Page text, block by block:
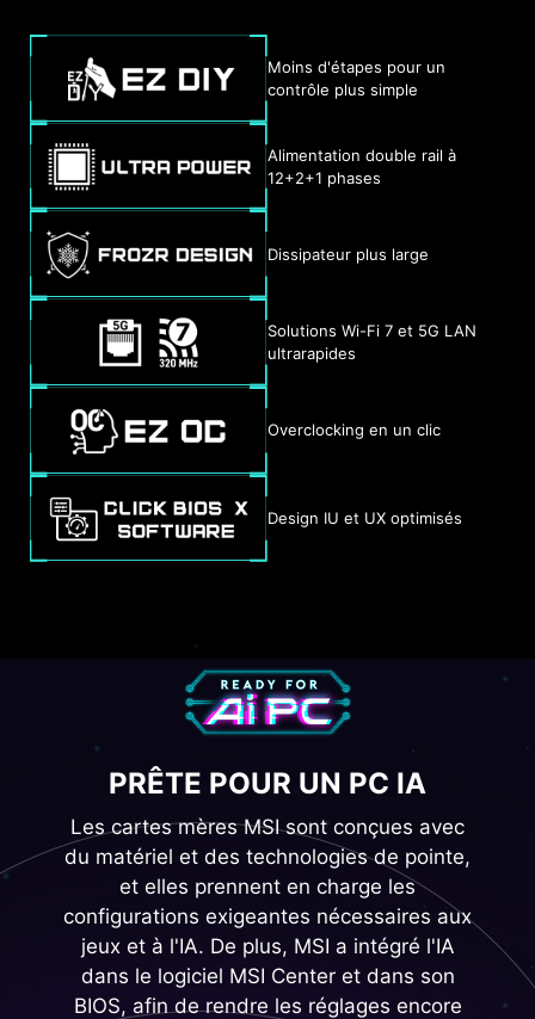
Moins d'étapes pour un
contrôle plus simple
Alimentation double rail à
12+2+1 phases
Dissipateur plus large
Solutions Wi-Fi 7 et 5G LAN
ultrarapides
Overclocking en un clic
Design IU et UX optimisés
PRÊTE POUR UN PC IA
Les cartes mères MSI sont conçues avec
du matériel et des technologies de pointe,
et elles prennent en charge les
configurations exigeantes nécessaires aux
jeux et à l'IA. De plus, MSI a intégré l'IA
dans le logiciel MSI Center et dans son
BIOS, afin de rendre les réglages encore